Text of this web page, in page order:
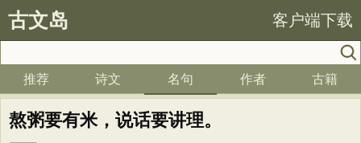
古文岛 客户端下载
推荐 诗文 名句 作者 古籍
熬粥要有米，说话要讲理。